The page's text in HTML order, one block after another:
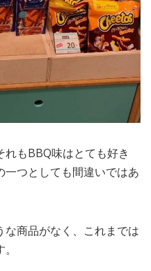
もBBQ味はとても好き
つとしても間違いではあ
商品がなく、これまでは